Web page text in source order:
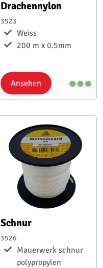
Drachennylon
3523
Weiss
200 m x 0.5mm
Ansehen
Schnur
3526
Mauerwerk schnur
polypropylen